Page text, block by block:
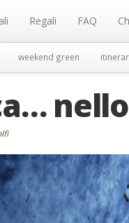
Regali FAQ
weekend green